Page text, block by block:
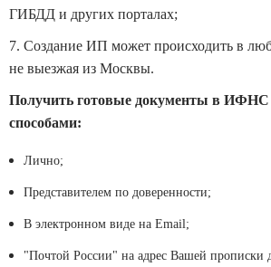
ГИБДД и других порталах;
7. Создание ИП может происходить в
не выезжая из Москвы.
Получить готовые документы в
способами:
Лично;
Представителем по доверенности;
В электронном виде на Еmail;
"Почтой России" на адрес Вашей прописки